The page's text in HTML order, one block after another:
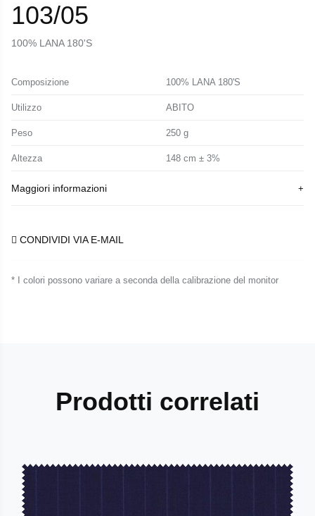
103/05
100% LANA 180'S
Composizione 100% LANA 180'S
Utilizzo ABITO
Peso 250 g
Altezza 148 cm ± 3%
Maggiori informazioni
CONDIVIDI VIA E-MAIL
* I colori possono variare a seconda della calibrazione del monitor
Prodotti correlati